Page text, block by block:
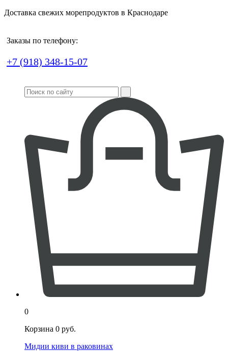
Доставка свежих морепродуктов в Краснодаре
Заказы по телефону:
+7 (918) 348-15-07
0
Корзина 0 руб.
Мидии киви в раковинах